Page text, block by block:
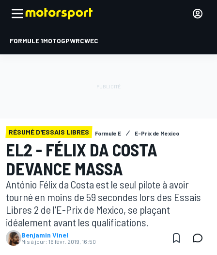
FORMULE 1MOTOGPWRCWEC
RÉSUMÉ D'ESSAIS LIBRES Formule E E-Prix de Mexico
EL2 - FÉLIX DA COSTA
DEVANCE MASSA
António Félix da Costa est le seul pilote à avoir
tourné en moins de 59 secondes lors des Essais
Libres 2 de l'E-Prix de Mexico, se plaçant
idéalement avant les qualifications.
Benjamin Vinel
Mis à jour: 16 févr. 2019, 16:50